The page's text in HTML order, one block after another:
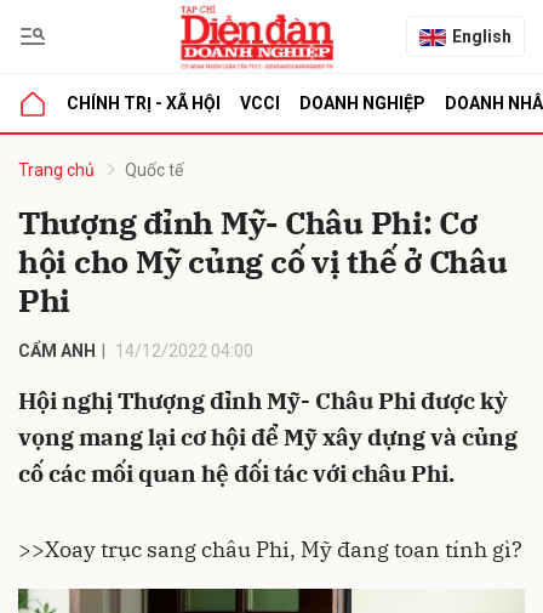
English
CHÍNH TRỊ - XÃ HỘI VCCI DOANH NGHIỆP DOANH
Trang chủ Quốc tế
Thượng đỉnh Mỹ- Châu Phi: Cơ
hội cho Mỹ củng cố vị thế ở Châu
Phi
CẨM ANH 14/12/2022 04:00
Hội nghị Thượng đỉnh Mỹ- Châu Phi được kỳ
vọng mang lại cơ hội để Mỹ xây dựng và củng
cố các mối quan hệ đối tác với châu Phi.
>>Xoay trục sang châu Phi, Mỹ đang toan tính gì?
luận
Hủy